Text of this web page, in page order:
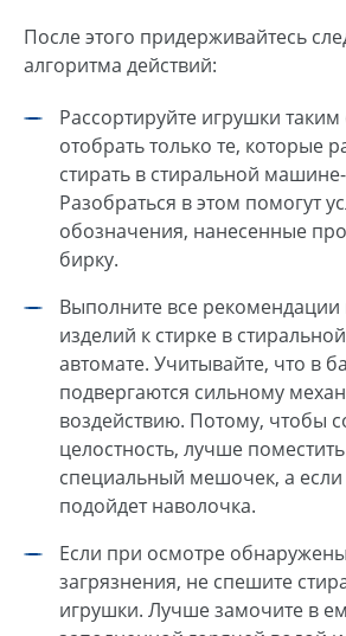
После этого придерживайтесь
алгоритма действий:
Рассортируйте игрушки
отобрать только те, которые
стирать в стиральной
Разобраться в этом помогут
обозначения, нанесенные
бирку.
Выполните все рекомендации
изделий к стирке в
автомате. Учитывайте, что в
подвергаются сильному
воздействию. Потому, чтобы
целостность, лучше
специальный мешочек, а если
подойдет наволочка.
Если при осмотре
загрязнения, не спешите
игрушки. Лучше замочите в